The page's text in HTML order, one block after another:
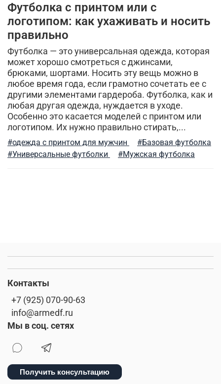
летний стиль спортивные куртки комфорт
зима
стильные шорты теплая одежда
бесшовное женское термобелье
осенняя мужская одежда трикотажные брюки
мужской стиль классическая шапка
компрессионное термобелье трикотажные шорты
городской образ
милитари весна 2026
хлопок ветровки
двусторонняя одежда
джинсовые куртки шапка вязаная
Футболка с принтом или с
логотипом: как ухаживать и носить
правильно
Футболка — это универсальная одежда, которая
может хорошо смотреться с джинсами,
брюками, шортами. Носить эту вещь можно в
любое время года, если грамотно сочетать ее с
другими элементами гардероба. Футболка, как и
любая другая одежда, нуждается в уходе.
Особенно это касается моделей с принтом или
логотипом. Их нужно правильно стирать,...
#одежда с принтом для мужчин
#Базовая футболка
#Универсальные футболки
#Мужская футболка
Контакты
+7 (925) 070-90-63
info@armedf.ru
Мы в соц. сетях
Получить консультацию